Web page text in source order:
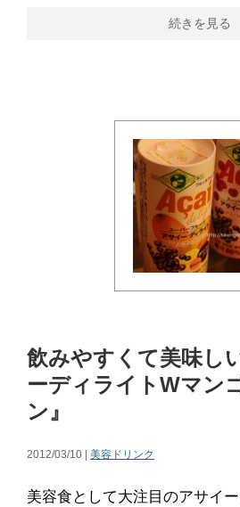
続きを見る
飲みやすくて美味し
ーディライトWマン
ン』
2012/03/10 | 美容ドリンク
美容食として大注目のアサイ